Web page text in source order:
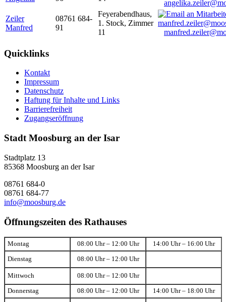
Zeiler
Manfred
08761 684-
91
Feyerabendhaus,
1. Stock, Zimmer
11
Quicklinks
Kontakt
Impressum
Datenschutz
Haftung für Inhalte und Links
Barrierefreiheit
Zugangseröffnung
Stadt Moosburg an der Isar
Stadtplatz 13
85368 Moosburg an der Isar
08761 684-0
08761 684-77
info@moosburg.de
Öffnungszeiten des Rathauses
Montag 08:00 Uhr – 12:00 Uhr 14:00 Uhr – 16:00 Uhr
Dienstag 08:00 Uhr – 12:00 Uhr
Mittwoch 08:00 Uhr – 12:00 Uhr
Donnerstag 08:00 Uhr – 12:00 Uhr 14:00 Uhr – 18:00 Uhr